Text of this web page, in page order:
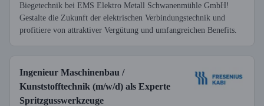
Biegetechnik bei EMS Elektro Metall Schwanenmühle GmbH!
Gestalte die Zukunft der elektrischen Verbindungstechnik und
profitiere von attraktiver Vergütung und umfangreichen Benefits.
Ingenieur Maschinenbau /
Kunststofftechnik (m/w/d) als Experte
Spritzgusswerkzeuge